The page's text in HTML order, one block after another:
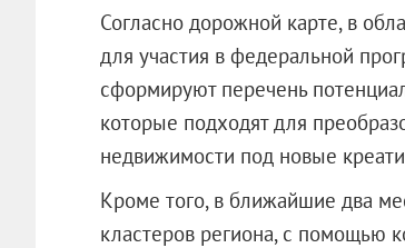
Согласно дорожной карте, в
для участия в федеральной
сформируют перечень
которые подходят для
недвижимости под новые
Кроме того, в ближайшие два
кластеров региона, с помощью